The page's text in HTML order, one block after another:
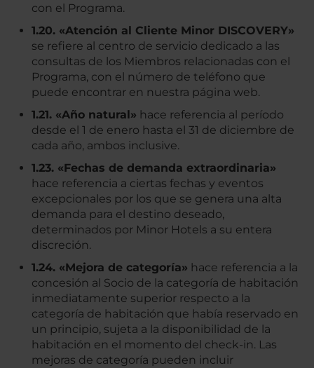
con el Programa.
1.20. «Atención al Cliente Minor DISCOVERY»
se refiere al centro de servicio dedicado a las
consultas de los Miembros relacionadas con el
Programa, con el número de teléfono que
puede encontrar en nuestra página web.
1.21. «Año natural» hace referencia al período
desde el 1 de enero hasta el 31 de diciembre de
cada año, ambos inclusive.
1.23. «Fechas de demanda extraordinaria»
hace referencia a ciertas fechas y eventos
excepcionales por los que se genera una alta
demanda para el destino deseado,
determinados por Minor Hotels a su entera
discreción.
1.24. «Mejora de categoría» hace referencia a la
concesión al Socio de la categoría de habitación
inmediatamente superior respecto a la
categoría de habitación que había reservado en
un principio, sujeta a la disponibilidad de la
habitación en el momento del check-in. Las
mejoras de categoría pueden incluir